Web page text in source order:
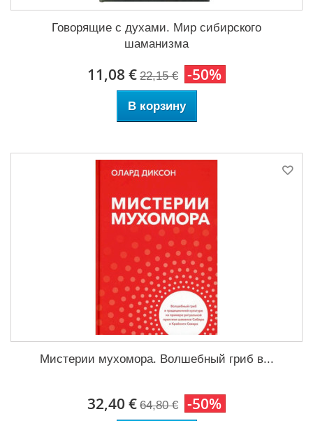
Говорящие с духами. Мир сибирского
шаманизма
11,08 € 22,15 € -50%
В корзину
Мистерии мухомора. Волшебный гриб в...
32,40 € 64,80 € -50%